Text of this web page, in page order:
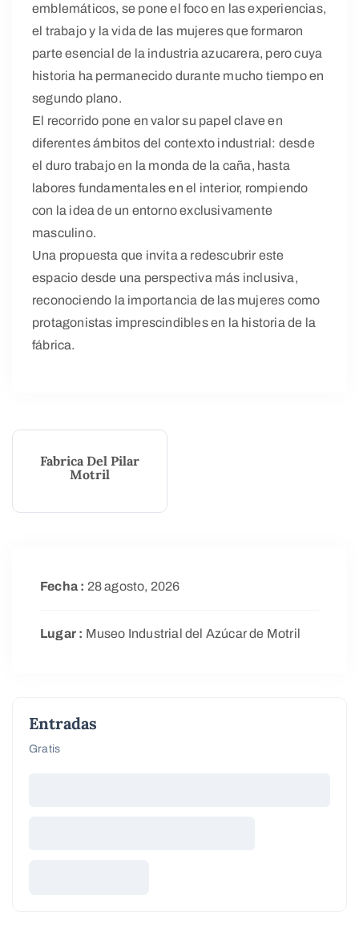
emblemáticos, se pone el foco en las experiencias,
el trabajo y la vida de las mujeres que formaron
parte esencial de la industria azucarera, pero cuya
historia ha permanecido durante mucho tiempo en
segundo plano.
El recorrido pone en valor su papel clave en
diferentes ámbitos del contexto industrial: desde
el duro trabajo en la monda de la caña, hasta
labores fundamentales en el interior, rompiendo
con la idea de un entorno exclusivamente
masculino.
Una propuesta que invita a redescubrir este
espacio desde una perspectiva más inclusiva,
reconociendo la importancia de las mujeres como
protagonistas imprescindibles en la historia de la
fábrica.
Fabrica Del Pilar
Motril
Fecha : 28 agosto, 2026
Lugar : Museo Industrial del Azúcar de Motril
Entradas
Gratis